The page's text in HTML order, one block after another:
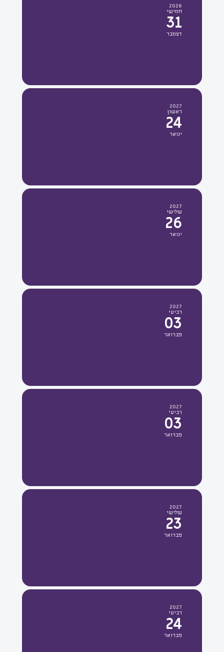
2026
חמישי
31
דצמבר
2027
ראשון
24
ינואר
2027
שלישי
26
ינואר
2027
רביעי
03
פברואר
2027
רביעי
03
פברואר
2027
שלישי
23
פברואר
2027
רביעי
24
פברואר